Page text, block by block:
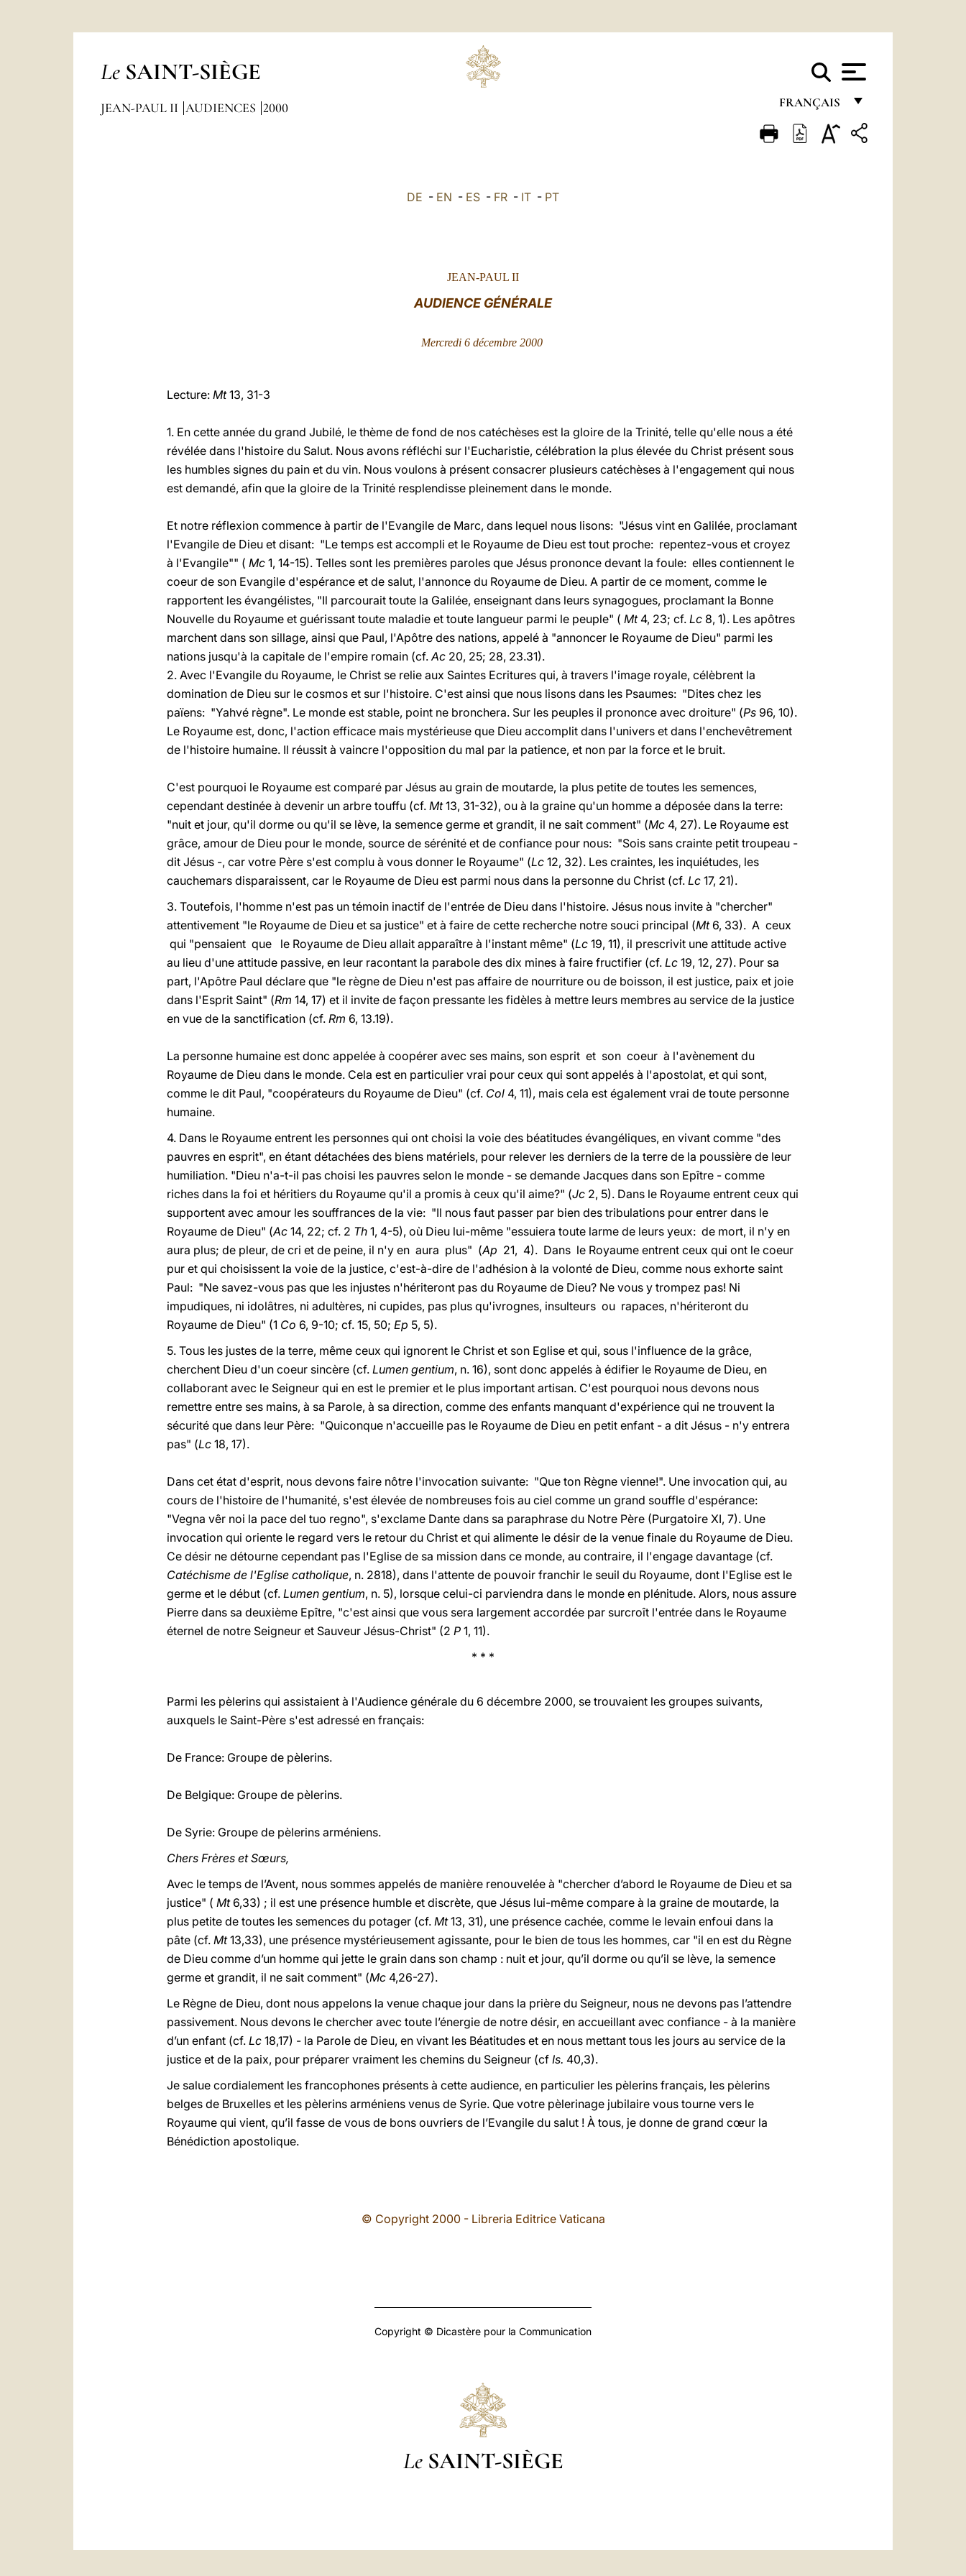
Le SAINT-SIÈGE
FRANÇAIS
FRANÇAIS
JEAN-PAUL II AUDIENCES 2000
DE - EN - ES - FR - IT - PT
JEAN-PAUL II
AUDIENCE GÉNÉRALE
Mercredi 6 décembre 2000
Lecture: Mt13, 31-3
1. En cette année du grand Jubilé, le thème de fond de nos catéchèses est la gloire de la Trinité, telle qu'elle nous a été
révélée dans l'histoire du Salut. Nous avons réfléchi sur l'Eucharistie, célébration la plus élevée du Christ présent sous
les humbles signes du pain et du vin. Nous voulons à présent consacrer plusieurs catéchèses à l'engagement qui nous
est demandé, afin que la gloire de la Trinité resplendisse pleinement dans le monde.
Et notre réflexion commence à partir de l'Evangile de Marc, dans lequel nous lisons: "Jésus vint en Galilée, proclamant
l'Evangile de Dieu et disant: "Le temps est accompli et le Royaume de Dieu est tout proche: repentez-vous et croyez
à l'Evangile"" ( Mc 1, 14-15). Telles sont les premières paroles que Jésus prononce devant la foule: elles contiennent le
coeur de son Evangile d'espérance et de salut, l'annonce du Royaume de Dieu. A partir de ce moment, comme le
rapportent les évangélistes, "Il parcourait toute la Galilée, enseignant dans leurs synagogues, proclamant la Bonne
Nouvelle du Royaume et guérissant toute maladie et toute langueur parmi le peuple" ( Mt4, 23; cf. Lc 8, 1). Les apôtres
marchent dans son sillage, ainsi que Paul, l'Apôtre des nations, appelé à "annoncer le Royaume de Dieu" parmi les
nations jusqu'à la capitale de l'empire romain (cf.Ac 20, 25; 28, 23.31).
2. Avec l'Evangile du Royaume, le Christ se relie aux Saintes Ecritures qui, à travers l'image royale, célèbrent la
domination de Dieu sur le cosmos et sur l'histoire. C'est ainsi que nous lisons dans les Psaumes: "Dites chez les
païens: "Yahvé règne". Le monde est stable, point ne bronchera. Sur les peuples il prononce avec droiture" (Ps 96, 10).
Le Royaume est, donc, l'action efficace mais mystérieuse que Dieu accomplit dans l'univers et dans l'enchevêtrement
de l'histoire humaine. Il réussit à vaincre l'opposition du mal par la patience, et non par la force et le bruit.
C'est pourquoi le Royaume est comparé par Jésus au grain de moutarde, la plus petite de toutes les semences,
cependant destinée à devenir un arbre touffu (cf. Mt13, 31-32), ou à la graine qu'un homme a déposée dans la terre:
"nuit et jour, qu'il dorme ou qu'il se lève, la semence germe et grandit, il ne sait comment" (Mc 4, 27). Le Royaume est
grâce, amour de Dieu pour le monde, source de sérénité et de confiance pour nous: "Sois sans crainte petit troupeau -
dit Jésus -, car votre Père s'est complu à vous donner le Royaume" (Lc 12, 32). Les craintes, les inquiétudes, les
cauchemars disparaissent, car le Royaume de Dieu est parmi nous dans la personne du Christ (cf. Lc 17, 21).
3. Toutefois, l'homme n'est pas un témoin inactif de l'entrée de Dieu dans l'histoire. Jésus nous invite à "chercher"
attentivement "le Royaume de Dieu et sa justice" et à faire de cette recherche notre souci principal (Mt6, 33). A ceux
qui "pensaient que le Royaume de Dieu allait apparaître à l'instant même" (Lc 19, 11), il prescrivit une attitude active
au lieu d'une attitude passive, en leur racontant la parabole des dix mines à faire fructifier (cf. Lc 19, 12, 27). Pour sa
part, l'Apôtre Paul déclare que "le règne de Dieu n'est pas affaire de nourriture ou de boisson, il est justice, paix et joie
dans l'Esprit Saint" (Rm 14, 17) et il invite de façon pressante les fidèles à mettre leurs membres au service de la justice
en vue de la sanctification (cf. Rm 6, 13.19).
La personne humaine est donc appelée à coopérer avec ses mains, son esprit et son coeur à l'avènement du
Royaume de Dieu dans le monde. Cela est en particulier vrai pour ceux qui sont appelés à l'apostolat, et qui sont,
comme le dit Paul, "coopérateurs du Royaume de Dieu" (cf. Col 4, 11), mais cela est également vrai de toute personne
humaine.
4. Dans le Royaume entrent les personnes qui ont choisi la voie des béatitudes évangéliques, en vivant comme "des
pauvres en esprit", en étant détachées des biens matériels, pour relever les derniers de la terre de la poussière de leur
humiliation. "Dieu n'a-t-il pas choisi les pauvres selon le monde - se demande Jacques dans son Epître - comme
riches dans la foi et héritiers du Royaume qu'il a promis à ceux qu'il aime?" (Jc 2, 5). Dans le Royaume entrent ceux qui
supportent avec amour les souffrances de la vie: "Il nous faut passer par bien des tribulations pour entrer dans le
Royaume de Dieu" (Ac 14, 22; cf. 2 Th 1, 4-5), où Dieu lui-même "essuiera toute larme de leurs yeux: de mort, il n'y en
aura plus; de pleur, de cri et de peine, il n'y en aura plus" (Ap 21, 4). Dans le Royaume entrent ceux qui ont le coeur
pur et qui choisissent la voie de la justice, c'est-à-dire de l'adhésion à la volonté de Dieu, comme nous exhorte saint
Paul: "Ne savez-vous pas que les injustes n'hériteront pas du Royaume de Dieu? Ne vous y trompez pas! Ni
impudiques, ni idolâtres, ni adultères, ni cupides, pas plus qu'ivrognes, insulteurs ou rapaces, n'hériteront du
Royaume de Dieu" (1 Co 6, 9-10; cf. 15, 50; Ep 5, 5).
5. Tous les justes de la terre, même ceux qui ignorent le Christ et son Eglise et qui, sous l'influence de la grâce,
cherchent Dieu d'un coeur sincère (cf. Lumen gentium, n. 16), sont donc appelés à édifier le Royaume de Dieu, en
collaborant avec le Seigneur qui en est le premier et le plus important artisan. C'est pourquoi nous devons nous
remettre entre ses mains, à sa Parole, à sa direction, comme des enfants manquant d'expérience qui ne trouvent la
sécurité que dans leur Père: "Quiconque n'accueille pas le Royaume de Dieu en petit enfant - a dit Jésus - n'y entrera
pas" (Lc 18, 17).
Dans cet état d'esprit, nous devons faire nôtre l'invocation suivante: "Que ton Règne vienne!". Une invocation qui, au
cours de l'histoire de l'humanité, s'est élevée de nombreuses fois au ciel comme un grand souffle d'espérance:
"Vegna vêr noi la pace del tuo regno", s'exclame Dante dans sa paraphrase du Notre Père (Purgatoire XI, 7). Une
invocation qui oriente le regard vers le retour du Christ et qui alimente le désir de la venue finale du Royaume de Dieu.
Ce désir ne détourne cependant pas l'Eglise de sa mission dans ce monde, au contraire, il l'engage davantage (cf.
Catéchisme de l'Eglise catholique, n. 2818), dans l'attente de pouvoir franchir le seuil du Royaume, dont l'Eglise est le
germe et le début (cf. Lumen gentium, n. 5), lorsque celui-ci parviendra dans le monde en plénitude. Alors, nous assure
Pierre dans sa deuxième Epître, "c'est ainsi que vous sera largement accordée par surcroît l'entrée dans le Royaume
éternel de notre Seigneur et Sauveur Jésus-Christ" (2 P 1, 11).
* * *
Parmi les pèlerins qui assistaient à l'Audience générale du 6 décembre 2000, se trouvaient les groupes suivants,
auxquels le Saint-Père s'est adressé en français:
De France: Groupe de pèlerins.
De Belgique: Groupe de pèlerins.
De Syrie: Groupe de pèlerins arméniens.
Chers Frères et Sœurs,
Avec le temps de l’Avent, nous sommes appelés de manière renouvelée à "chercher d’abord le Royaume de Dieu et sa
justice" ( Mt6,33) ; il est une présence humble et discrète, que Jésus lui-même compare à la graine de moutarde, la
plus petite de toutes les semences du potager (cf. Mt13, 31), une présence cachée, comme le levain enfoui dans la
pâte (cf. Mt13,33), une présence mystérieusement agissante, pour le bien de tous les hommes, car "il en est du Règne
de Dieu comme d’un homme qui jette le grain dans son champ : nuit et jour, qu’il dorme ou qu’il se lève, la semence
germe et grandit, il ne sait comment" (Mc 4,26-27).
Le Règne de Dieu, dont nous appelons la venue chaque jour dans la prière du Seigneur, nous ne devons pas l’attendre
passivement. Nous devons le chercher avec toute l’énergie de notre désir, en accueillant avec confiance - à la manière
d’un enfant (cf. Lc 18,17) - la Parole de Dieu, en vivant les Béatitudes et en nous mettant tous les jours au service de la
justice et de la paix, pour préparer vraiment les chemins du Seigneur (cf Is. 40,3).
Je salue cordialement les francophones présents à cette audience, en particulier les pèlerins français, les pèlerins
belges de Bruxelles et les pèlerins arméniens venus de Syrie. Que votre pèlerinage jubilaire vous tourne vers le
Royaume qui vient, qu’il fasse de vous de bons ouvriers de l’Evangile du salut ! À tous, je donne de grand cœur la
Bénédiction apostolique.
© Copyright 2000 - Libreria Editrice Vaticana
Copyright © Dicastère pour la Communication
Le SAINT-SIÈGE